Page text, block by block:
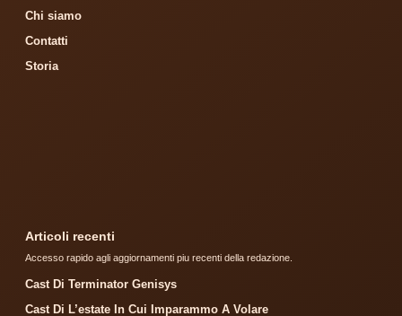
Chi siamo
Contatti
Storia
Articoli recenti
Accesso rapido agli aggiornamenti piu recenti della redazione.
Cast Di Terminator Genisys
Cast Di L’estate In Cui Imparammo A Volare